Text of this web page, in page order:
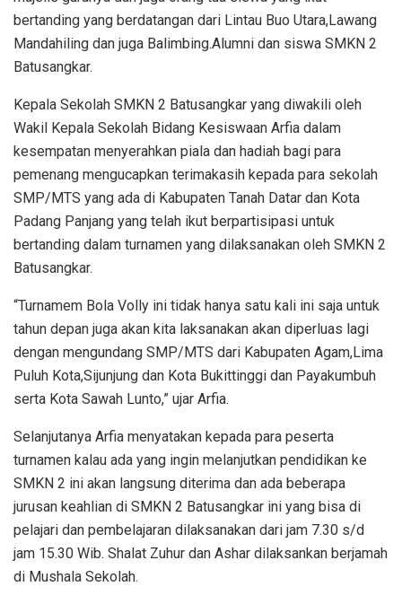
bertanding yang berdatangan dari Lintau Buo Utara,Lawang
Mandahiling dan juga Balimbing.Alumni dan siswa SMKN 2
Batusangkar.
Kepala Sekolah SMKN 2 Batusangkar yang diwakili oleh
Wakil Kepala Sekolah Bidang Kesiswaan Arfia dalam
kesempatan menyerahkan piala dan hadiah bagi para
pemenang mengucapkan terimakasih kepada para sekolah
SMP/MTS yang ada di Kabupaten Tanah Datar dan Kota
Padang Panjang yang telah ikut berpartisipasi untuk
bertanding dalam turnamen yang dilaksanakan oleh SMKN 2
Batusangkar.
“Turnamem Bola Volly ini tidak hanya satu kali ini saja untuk
tahun depan juga akan kita laksanakan akan diperluas lagi
dengan mengundang SMP/MTS dari Kabupaten Agam,Lima
Puluh Kota,Sijunjung dan Kota Bukittinggi dan Payakumbuh
serta Kota Sawah Lunto,” ujar Arfia.
Selanjutanya Arfia menyatakan kepada para peserta
turnamen kalau ada yang ingin melanjutkan pendidikan ke
SMKN 2 ini akan langsung diterima dan ada beberapa
jurusan keahlian di SMKN 2 Batusangkar ini yang bisa di
pelajari dan pembelajaran dilaksanakan dari jam 7.30 s/d
jam 15.30 Wib. Shalat Zuhur dan Ashar dilaksankan berjamah
di Mushala Sekolah.